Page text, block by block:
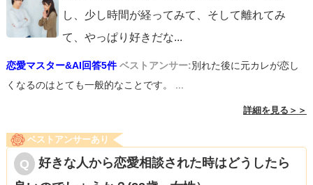
し、少し時間が経ってみて、そして離れてみ
て、やっぱり好きだな...
恋愛マスター&AI回答5件 ベストアンサー:別れた後に元カレが恋し
くなるのはとても一般的なことです。 ...
詳細を見る＞＞
ベストアンサーあり
好きな人から恋愛相談された時はどうしたら